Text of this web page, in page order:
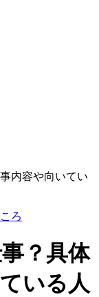
内容や向いてい
ろ
？具体
いる人